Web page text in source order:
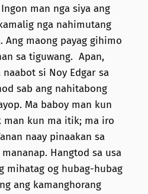
man nga siya ang
nga nahimutang
Ang maong payag gihimo
sa tiguwang. Apan,
si Noy Edgar sa
sab ang nahitabong
Ma baboy man kun
man kun ma itik; ma iro
naay pinaakan sa
Hangtod sa usa
mihatag og hubag-hubag
ang kamanghorang